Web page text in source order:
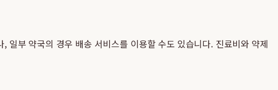
일부 약국의 경우 배송 서비스를 이용할 수도 있습니다. 진료비와 약제